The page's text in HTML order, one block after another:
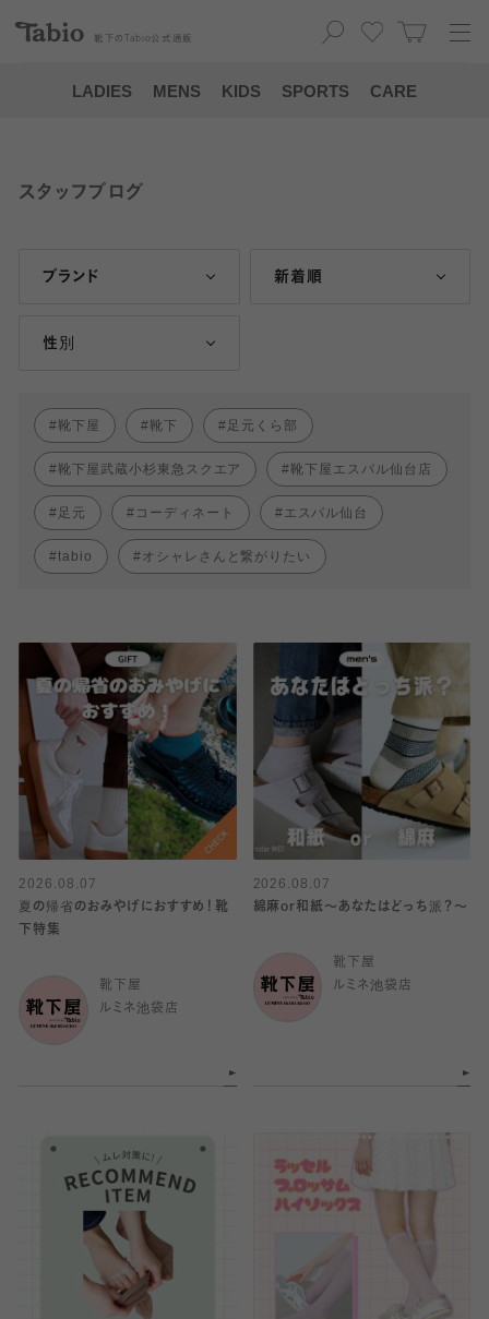
靴下の Tabio 公式通販
LADIES MENS KIDS SPORTS CARE
スタッフブログ
ブランド 新着順
性別
靴下屋 靴下 足元くら部
靴下屋武蔵小杉東急スクエア 靴下屋エスパル仙台店
足元 コーディネート エスパル仙台
tabio オシャレさんと繋がりたい
2026.08.07
夏の帰省のおみやげにおすすめ！靴
下特集
靴下屋
ルミネ池袋店
2026.08.07
綿麻or和紙〜あなたはどっち派？〜
靴下屋
ルミネ池袋店